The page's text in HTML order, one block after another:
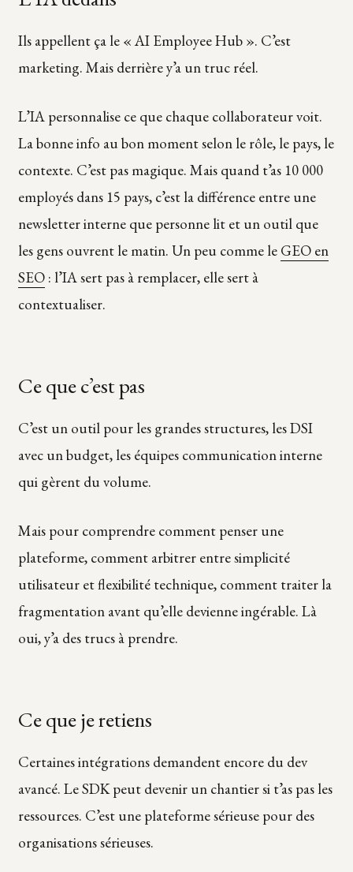
Ils appellent ça le « AI Employee Hub ». C’est
marketing. Mais derrière y’a un truc réel.
L’IA personnalise ce que chaque collaborateur voit.
La bonne info au bon moment selon le rôle, le pays, le
contexte. C’est pas magique. Mais quand t’as 10 000
employés dans 15 pays, c’est la différence entre une
newsletter interne que personne lit et un outil que
les gens ouvrent le matin. Un peu comme le GEO en
SEO: l’IA sert pas à remplacer, elle sert à
contextualiser.
Ce que c’est pas
C’est un outil pour les grandes structures, les DSI
avec un budget, les équipes communication interne
qui gèrent du volume.
Mais pour comprendre comment penser une
plateforme, comment arbitrer entre simplicité
utilisateur et flexibilité technique, comment traiter la
fragmentation avant qu’elle devienne ingérable. Là
oui, y’a des trucs à prendre.
Ce que je retiens
Certaines intégrations demandent encore du dev
avancé. Le SDK peut devenir un chantier si t’as pas les
ressources. C’est une plateforme sérieuse pour des
organisations sérieuses.